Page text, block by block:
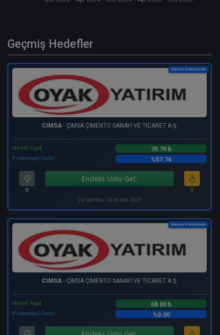
Geçmiş Hedefler
Katılım Endeksinde
CIMSA- ÇİMSA ÇİMENTO SANAYİ VE TİCARET A.Ş.
Hedef Fiyat 70.70 ₺
Potansiyel Getiri %57.74
0
Endeks Üstü Get.
0
Çarşamba, 24 Aralık 2025
Katılım Endeksinde
CIMSA- ÇİMSA ÇİMENTO SANAYİ VE TİCARET A.Ş.
Hedef Fiyat 68.00 ₺
Potansiyel Getiri %0.00